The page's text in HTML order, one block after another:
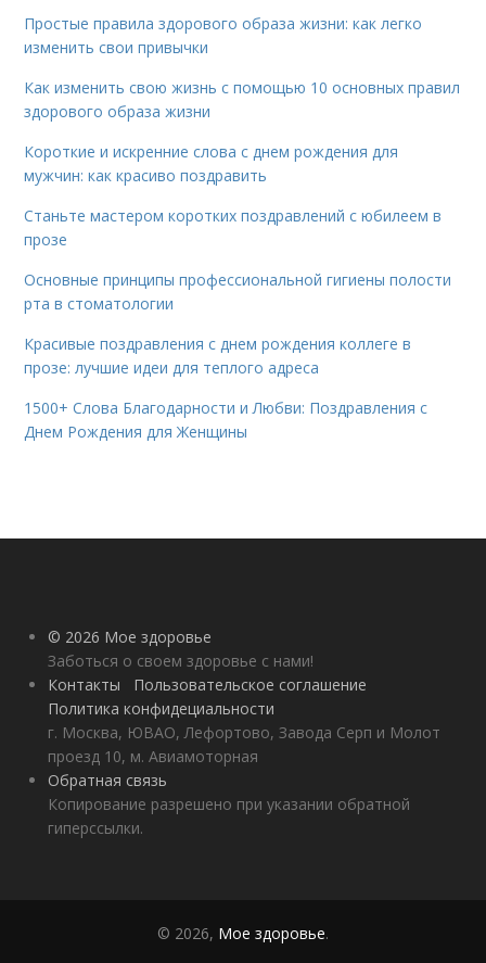
Простые правила здорового образа жизни: как легко
изменить свои привычки
Как изменить свою жизнь с помощью 10 основных правил
здорового образа жизни
Короткие и искренние слова с днем рождения для
мужчин: как красиво поздравить
Станьте мастером коротких поздравлений с юбилеем в
прозе
Основные принципы профессиональной гигиены полости
рта в стоматологии
Красивые поздравления с днем рождения коллеге в
прозе: лучшие идеи для теплого адреса
1500+ Слова Благодарности и Любви: Поздравления с
Днем Рождения для Женщины
© 2026 Мое здоровье
Заботься о своем здоровье с нами!
Контакты
Пользовательское соглашение
Политика конфидециальности
г. Москва, ЮВАО, Лефортово, Завода Серп и Молот
проезд 10, м. Авиамоторная
Обратная связь
Копирование разрешено при указании обратной
гиперссылки.
© 2026, Мое здоровье.